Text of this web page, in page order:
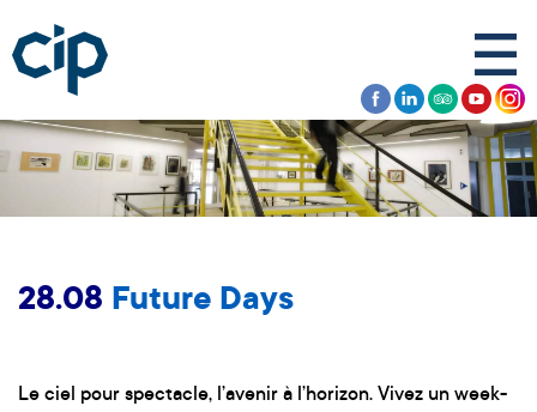
28.08 Future Days
Le ciel pour spectacle, l’avenir à l’horizon. Vivez un week-